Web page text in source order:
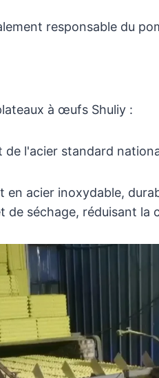
responsable du
à œufs Shuliy :
l'acier standard
en acier inoxydable,
de séchage, réduisant la